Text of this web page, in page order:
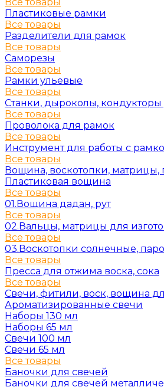
Пластиковые рамки
Все товары
Разделители для рамок
Все товары
Саморезы
Все товары
Рамки ульевые
Все товары
Станки, дыроколы,
Все товары
Проволока для рамок
Все товары
Инструмент для работы с
Все товары
Вощина, воскотопки, матрицы,
Пластиковая вощина
Все товары
01.Вощина дадан, рут
Все товары
02.Вальцы, матрицы для
Все товары
03.Воскотопки солнечные,
Все товары
Пресса для отжима воска, сока
Все товары
Свечи, фитили, воск, вощина
Ароматизированные свечи
Наборы 130 мл
Наборы 65 мл
Свечи 100 мл
Свечи 65 мл
Все товары
Баночки для свечей
Баночки для свечей